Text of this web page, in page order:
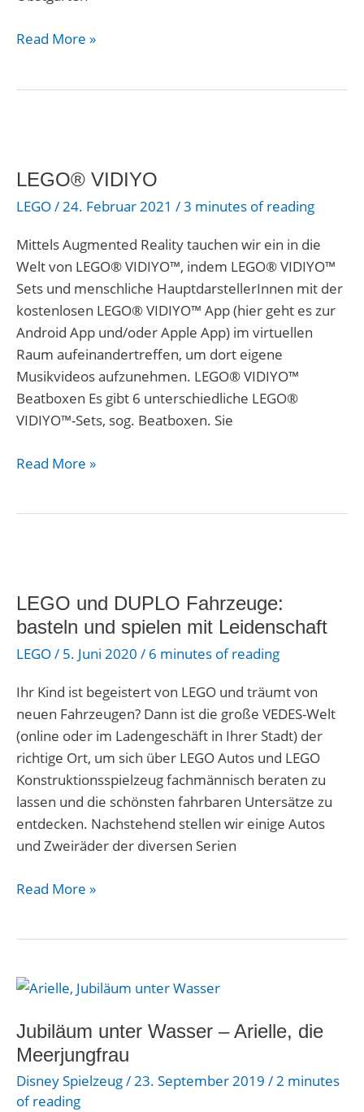
Read More »
LEGO® VIDIYO
LEGO/24. Februar 2021 /3 minutes of reading
Mittels Augmented Reality tauchen wir ein in die
Welt von LEGO® VIDIYO™, indem LEGO® VIDIYO™
Sets und menschliche HauptdarstellerInnen mit der
kostenlosen LEGO® VIDIYO™ App (hier geht es zur
Android App und/oder Apple App) im virtuellen
Raum aufeinandertreffen, um dort eigene
Musikvideos aufzunehmen. LEGO® VIDIYO™
Beatboxen Es gibt 6 unterschiedliche LEGO®
VIDIYO™-Sets, sog. Beatboxen. Sie
Read More »
LEGO und DUPLO Fahrzeuge:
basteln und spielen mit Leidenschaft
LEGO/ 5. Juni 2020 / 6 minutes of reading
Ihr Kind ist begeistert von LEGO und träumt von
neuen Fahrzeugen? Dann ist die große VEDES-Welt
(online oder im Ladengeschäft in Ihrer Stadt) der
richtige Ort, um sich über LEGO Autos und LEGO
Konstruktionsspielzeug fachmännisch beraten zu
lassen und die schönsten fahrbaren Untersätze zu
entdecken. Nachstehend stellen wir einige Autos
und Zweiräder der diversen Serien
DUPLO
Fahrzeuge:
basteln
spielen
mit
Leidenschaft
Read More »
Jubiläum unter Wasser – Arielle, die
Meerjungfrau
Disney Spielzeug/23. September 2019 /2 minutes
of reading
Jubiläum
Wasser
–
Arielle,
die